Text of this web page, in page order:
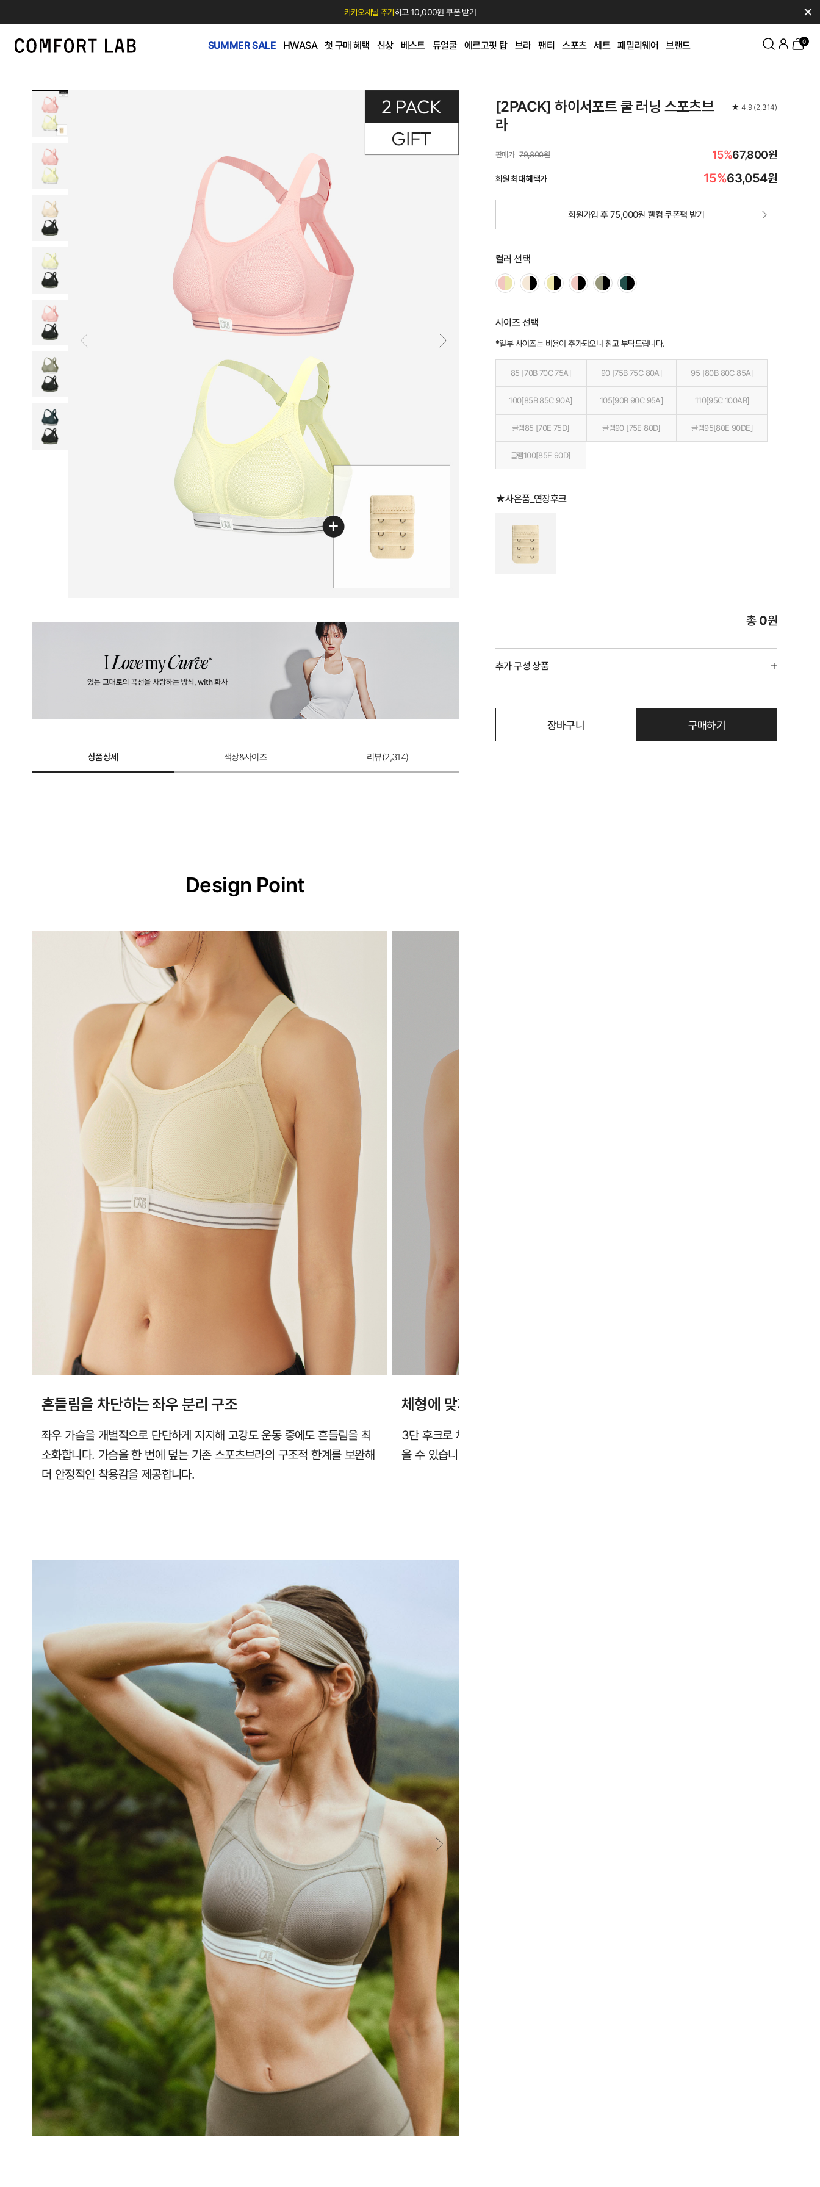
카카오채널 추가하고 10,000원 쿠폰 받기 ✕
SUMMER SALE HWASA 첫 구매 혜택 신상 베스트 듀얼쿨 에르고핏 탑 브라 팬티 스포츠 세트 패밀리웨어 브랜드 0
상품상세 색상&사이즈 리뷰(2,314)
Design Point
흔들림을 차단하는 좌우 분리 구조
좌우 가슴을 개별적으로 단단하게 지지해 고강도 운동 중에도 흔들림을 최
소화합니다. 가슴을 한 번에 덮는 기존 스포츠브라의 구조적 한계를 보완해
더 안정적인 착용감을 제공합니다.
체형에 맞게 조절가능한 3단 후크
3단 후크로 체형에 맞게 둘레 조절이 가능하며, 운동 후에도 쉽게 입고 벗
을 수 있습니다.
[2PACK] 하이서포트 쿨 러닝 스포츠브
라
★ 4.9 (2,314)
79,800원 15%67,800원
회원 최대 혜택가 15%63,054원
회원가입 후 75,000원 웰컴 쿠폰팩 받기
컬러 선택
사이즈 선택
*일부 사이즈는 비용이 추가되오니 참고 부탁드립니다.
85 [70B 70C 75A] 90 [75B 75C 80A] 95 [80B 80C 85A]
100[85B 85C 90A] 105[90B 90C 95A] 110[95C 100AB]
글램85 [70E 75D] 글램90 [75E 80D] 글램95[80E 90DE]
글램100[85E 90D]
★사은품_연장후크
총 0원
추가 구성 상품
장바구니 구매하기